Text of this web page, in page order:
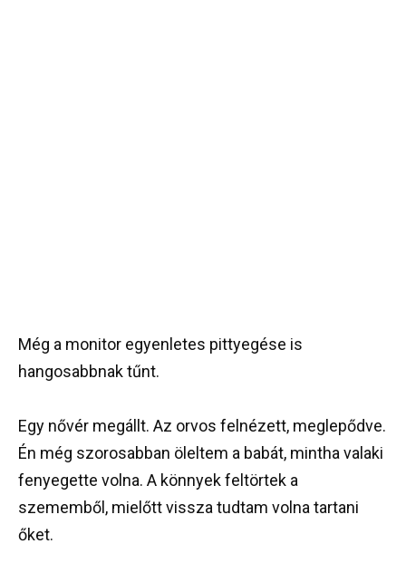
Még a monitor egyenletes pittyegése is
hangosabbnak tűnt.
Egy nővér megállt. Az orvos felnézett, meglepődve.
Én még szorosabban öleltem a babát, mintha valaki
fenyegette volna. A könnyek feltörtek a
szememből, mielőtt vissza tudtam volna tartani
őket.